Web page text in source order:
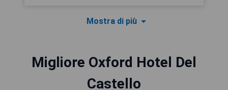
Mostra di più
Migliore Oxford Hotel Del
Castello